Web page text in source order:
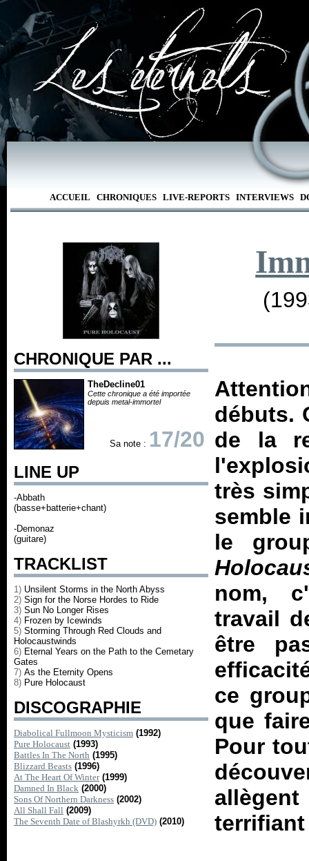
ACCUEIL CHRONIQUES LIVE-REPORTS INTERVIEWS
CHRONIQUE PAR ...
TheDecline01
Cette chronique a été importée
depuis metal-immortel
Sa note : 17/20
LINE UP
-Abbath
(basse+batterie+chant)
-Demonaz
(guitare)
TRACKLIST
1) Unsilent Storms in the North Abyss
2) Sign for the Norse Hordes to Ride
3) Sun No Longer Rises
4) Frozen by Icewinds
5) Storming Through Red Clouds and
Holocaustwinds
6) Eternal Years on the Path to the Cemetary
Gates
7) As the Eternity Opens
8) Pure Holocaust
DISCOGRAPHIE
Diabolical Fullmoon Mysticism (1992)
Pure Holocaust (1993)
Battles In The North (1995)
Blizzard Beasts (1996)
At The Heart Of Winter (1999)
Damned In Black (2000)
Sons Of Northern Darkness (2002)
All Shall Fall (2009)
The Seventh Date of Blashyrkh (DVD) (2010)
débuts.
de la
très
semble
le
nom,
travail
être
ce
que
Pour
allègent